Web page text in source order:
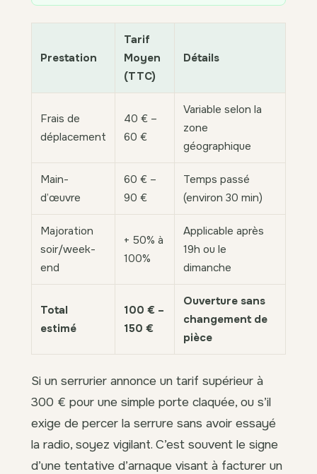
Prestation
Tarif
Moyen
(TTC)
Détails
Frais de
déplacement
40 € –
60 €
Variable selon la
zone
géographique
Main-
d’œuvre
60 € –
90 €
Temps passé
(environ 30 min)
Majoration
soir/week-
end
+ 50% à
100%
Applicable après
19h ou le
dimanche
Total
estimé
100 € –
150 €
Ouverture sans
changement de
pièce
Si un serrurier annonce un tarif supérieur à
300 € pour une simple porte claquée, ou s’il
exige de percer la serrure sans avoir essayé
la radio, soyez vigilant. C’est souvent le signe
d’une tentative d’arnaque visant à facturer un